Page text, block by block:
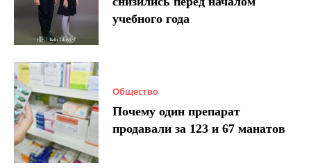
учебного года
Общество
Почему один препарат
продавали за 123 и 67 манатов